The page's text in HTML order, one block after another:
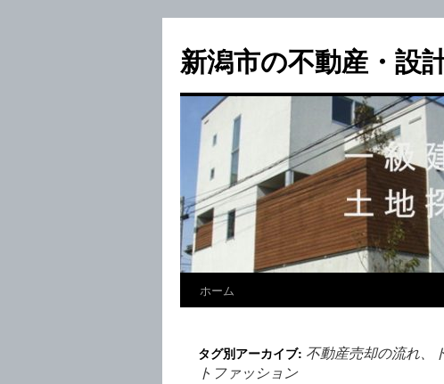
新潟市の不動産・設
ホーム
タグ別アーカイブ: 不動産売却の流れ、
トファッション